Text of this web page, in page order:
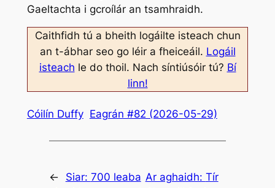
Gaeltachta i gcroílár an tsamhraidh.
Caithfidh tú a bheith logáilte isteach chun
an t-ábhar seo go léir a fheiceáil. Logáil
isteach le do thoil. Nach síntiúsóir tú? Bí
linn!
Cóilín Duffy Eagrán #82 (2026-05-29)
← Siar: 700 leaba Ar aghaidh: Tír